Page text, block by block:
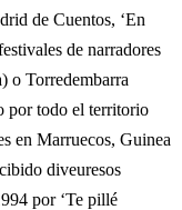
de Cuentos, ‘En
de narradores
o Torredembarra
por todo el territorio
en Marruecos, Guinea
diveuresos
por ‘Te pillé